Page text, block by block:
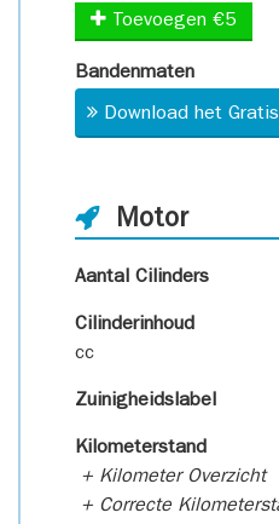
Toevoegen €5
Bandenmaten
Download het
Motor
Aantal Cilinders
Cilinderinhoud
cc
Zuinigheidslabel
Kilometerstand
+ Kilometer Overzicht
+ Correcte